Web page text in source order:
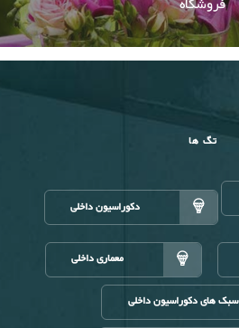
تگ ها
دکوراسیون داخلی
معماری داخلی
سبک های دکوراسیون داخلی